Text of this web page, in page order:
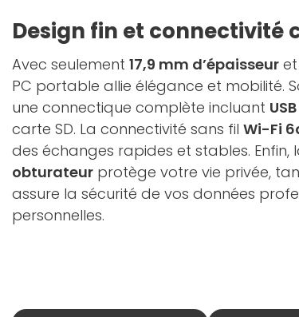
Design fin et connectivité
Avec seulement 17,9 mm d’épaisseur
PC portable allie élégance et mobilité.
une connectique complète incluant
carte SD. La connectivité sans fil Wi-Fi
des échanges rapides et stables. Enfin,
obturateur protège votre vie privée,
assure la sécurité de vos données
personnelles.